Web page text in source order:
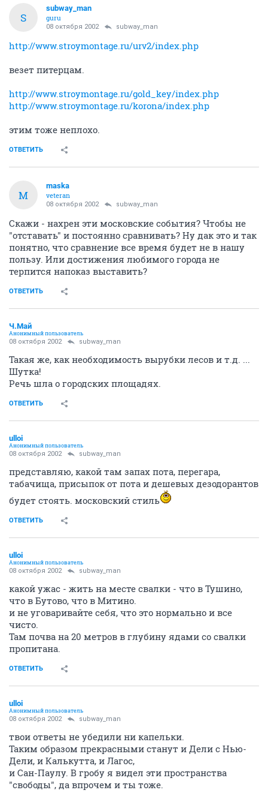
S
subway_man
guru
08 октября 2002 subway_man
http://www.stroymontage.ru/urv2/index.php
везет питерцам.
http://www.stroymontage.ru/gold_key/index.php
http://www.stroymontage.ru/korona/index.php
этим тоже неплохо.
ОТВЕТИТЬ
M
maska
veteran
08 октября 2002 subway_man
Скажи - нахрен эти московские события? Чтобы не
"отставать" и постоянно сравнивать? Ну дак это и так
понятно, что сравнение все время будет не в нашу
пользу. Или достижения любимого города не
терпится напоказ выставить?
ОТВЕТИТЬ
Ч.Май
Анонимный пользователь
08 октября 2002 subway_man
Такая же, как необходимость вырубки лесов и т.д. ...
Шутка!
Речь шла о городских площадях.
ОТВЕТИТЬ
ulloi
Анонимный пользователь
08 октября 2002 subway_man
представляю, какой там запах пота, перегара,
табачища, присыпок от пота и дешевых дезодорантов
будет стоять. московский стиль
ОТВЕТИТЬ
ulloi
Анонимный пользователь
08 октября 2002 subway_man
какой ужас - жить на месте свалки - что в Тушино,
что в Бутово, что в Митино.
и не уговаривайте себя, что это нормально и все
чисто.
Там почва на 20 метров в глубину ядами со свалки
пропитана.
ОТВЕТИТЬ
ulloi
Анонимный пользователь
08 октября 2002 subway_man
твои ответы не убедили ни капельки.
Таким образом прекрасными станут и Дели с Нью-
Дели, и Калькутта, и Лагос,
и Сан-Паулу. В гробу я видел эти пространства
"свободы", да впрочем и ты тоже.